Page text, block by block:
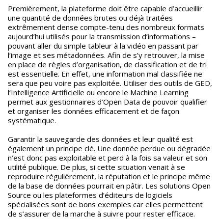
Premièrement, la plateforme doit être capable d’accueillir
une quantité de données brutes ou déjà traitées
extrêmement dense compte-tenu des nombreux formats
aujourd’hui utilisés pour la transmission d’informations –
pouvant aller du simple tableur à la vidéo en passant par
l’image et ses métadonnées. Afin de s’y retrouver, la mise
en place de règles d’organisation, de classification et de tri
est essentielle. En effet, une information mal classifiée ne
sera que peu voire pas exploitée. Utiliser des outils de GED,
l’Intelligence Artificielle ou encore le Machine Learning
permet aux gestionnaires d’Open Data de pouvoir qualifier
et organiser les données efficacement et de façon
systématique.
Garantir la sauvegarde des données et leur qualité est
également un principe clé. Une donnée perdue ou dégradée
n’est donc pas exploitable et perd à la fois sa valeur et son
utilité publique. De plus, si cette situation venait à se
reproduire régulièrement, la réputation et le principe même
de la base de données pourrait en pâtir. Les solutions Open
Source ou les plateformes d’éditeurs de logiciels
spécialisées sont de bons exemples car elles permettent
de s’assurer de la marche à suivre pour rester efficace.